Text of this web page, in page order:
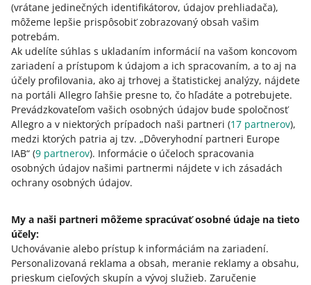
(vrátane jedinečných identifikátorov, údajov prehliadača),
môžeme lepšie prispôsobiť zobrazovaný obsah vašim
potrebám.
Ak udelíte súhlas s ukladaním informácií na vašom koncovom
zariadení a prístupom k údajom a ich spracovaním, a to aj na
účely profilovania, ako aj trhovej a štatistickej analýzy, nájdete
na portáli Allegro ľahšie presne to, čo hľadáte a potrebujete.
Prevádzkovateľom vašich osobných údajov bude spoločnosť
Allegro a v niektorých prípadoch naši partneri (17 partnerov),
medzi ktorých patria aj tzv. „Dôveryhodní partneri Europe
IAB“ (9 partnerov). Informácie o účeloch spracovania
osobných údajov našimi partnermi nájdete v ich zásadách
ochrany osobných údajov.
My a naši partneri môžeme spracúvať osobné údaje na tieto
účely:
Uchovávanie alebo prístup k informáciám na zariadení.
Personalizovaná reklama a obsah, meranie reklamy a obsahu,
prieskum cieľových skupín a vývoj služieb. Zaručenie
Po zablokovaní vášho účtu sa bez nášho súhlasu znovu
nezaregistrujete. Viac informácií o tom, prečo sme
zablokovali váš účet sa dozviete, ak odpoviete na náš
email, v ktorom informujeme o zablokovaní.
V prípade vážneho porušenia pravidiel vám pozastavíme
možnosť prihlásiť sa do svojho účtu. Vo výnimočných
prípadoch môžeme dodatočne obmedziť prístup do
portálu Allegro z konkrétneho počítača / IP adresy.
Ukončenie zmluvy s nami vás neoprávňuje na vytvorenie
nového účtu, ak najprv nevyriešite dôvody pozastavenia.
Potrebujete pomoc?
Kontaktujte nás